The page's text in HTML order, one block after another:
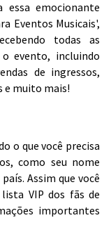
emocionante
Eventos Musicais',
todas as
evento, incluindo
de ingressos,
e muito mais!
o que você precisa
como seu nome
Assim que você
VIP dos fãs de
importantes